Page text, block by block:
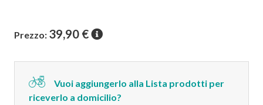
Prezzo: 39,90 €
Vuoi aggiungerlo alla Lista prodotti per
riceverlo a domicilio?